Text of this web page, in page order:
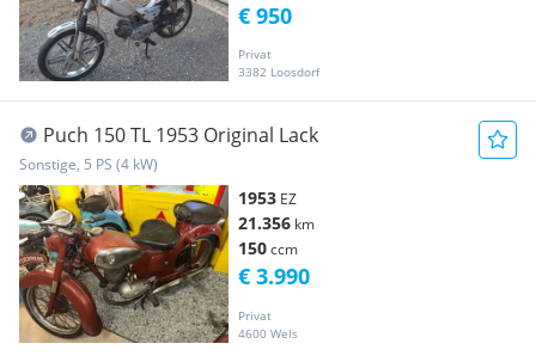
Privat
3382 Loosdorf
€ 950
Puch 150 TL 1953 Original Lack
Sonstige, 5 PS (4 kW)
1953 EZ
21.356 km
150ccm
Privat
4600 Wels
€ 3.990